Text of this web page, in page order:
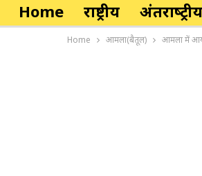
Home राष्ट्रीय अंतर्राष्‍ट्रीय
Home आमला(बैतूल) आमला में